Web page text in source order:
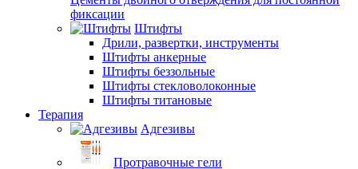
фиксации
Штифты
Дрили, развертки, инструменты
Штифты анкерные
Штифты беззольные
Штифты стекловолоконные
Штифты титановые
Терапия
Адгезивы
Протравочные гели